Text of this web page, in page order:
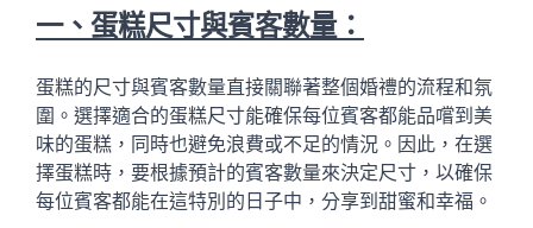
一、蛋糕尺寸與賓客數量：
蛋糕的尺寸與賓客數量直接關聯著整個婚禮的流程和氛
圍。選擇適合的蛋糕尺寸能確保每位賓客都能品嚐到美
味的蛋糕，同時也避免浪費或不足的情況。因此，在選
擇蛋糕時，要根據預計的賓客數量來決定尺寸，以確保
每位賓客都能在這特別的日子中，分享到甜蜜和幸福。